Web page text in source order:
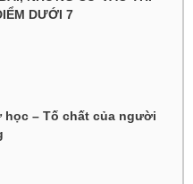
DƯỚI 7
học – Tố chất của người